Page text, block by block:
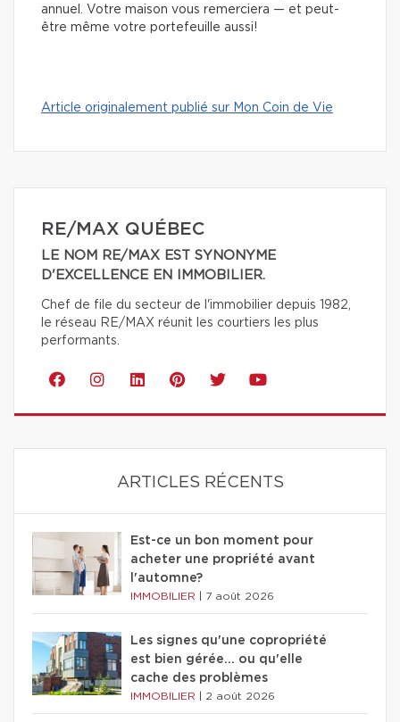
annuel. Votre maison vous remerciera — et peut-
être même votre portefeuille aussi!
Article originalement publié sur Mon Coin de Vie
RE/MAX QUÉBEC
LE NOM RE/MAX EST SYNONYME
D'EXCELLENCE EN IMMOBILIER.
Chef de file du secteur de l'immobilier depuis 1982,
le réseau RE/MAX réunit les courtiers les plus
performants.
ARTICLES RÉCENTS
Est-ce un bon moment pour
acheter une propriété avant
l'automne?
IMMOBILIER 7 août 2026
Les signes qu'une copropriété
est bien gérée… ou qu'elle
cache des problèmes
IMMOBILIER 2 août 2026